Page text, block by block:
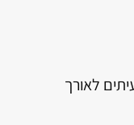
לאורך